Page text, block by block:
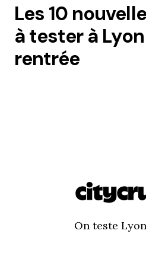
Les 10
à tester à
rentrée
On teste